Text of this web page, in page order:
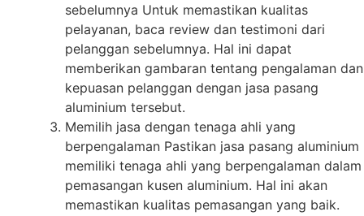
sebelumnya Untuk memastikan kualitas
pelayanan, baca review dan testimoni dari
pelanggan sebelumnya. Hal ini dapat
memberikan gambaran tentang pengalaman dan
kepuasan pelanggan dengan jasa pasang
aluminium tersebut.
Memilih jasa dengan tenaga ahli yang
berpengalaman Pastikan jasa pasang aluminium
memiliki tenaga ahli yang berpengalaman dalam
pemasangan kusen aluminium. Hal ini akan
memastikan kualitas pemasangan yang baik.